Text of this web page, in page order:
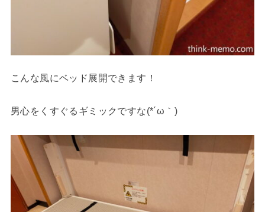
こんな風にベッド展開できます！
男心をくすぐるギミックですな(*´ω｀)